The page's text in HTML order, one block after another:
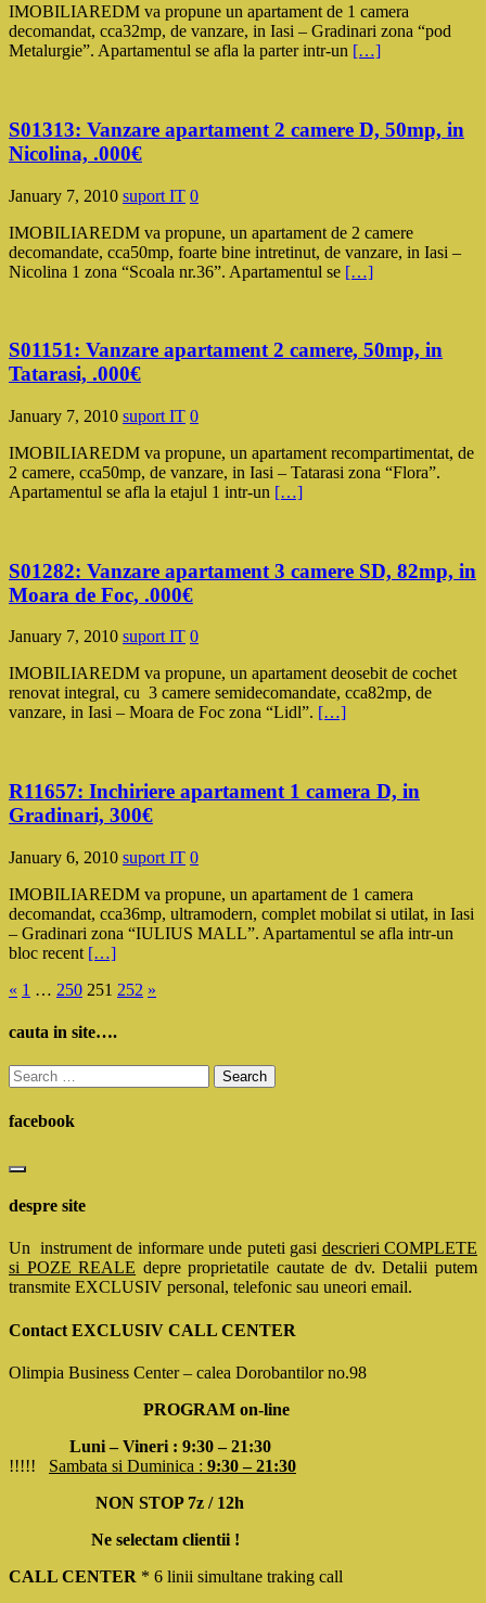
IMOBILIAREDM va propune un apartament de 1 camera
decomandat, cca32mp, de vanzare, in Iasi – Gradinari zona “pod
Metalurgie”. Apartamentul se afla la parter intr-un […]
S01313: Vanzare apartament 2 camere D, 50mp, in
Nicolina, .000€
January 7, 2010 suport IT 0
IMOBILIAREDM va propune, un apartament de 2 camere
decomandate, cca50mp, foarte bine intretinut, de vanzare, in Iasi –
Nicolina 1 zona “Scoala nr.36”. Apartamentul se […]
S01151: Vanzare apartament 2 camere, 50mp, in
Tatarasi, .000€
January 7, 2010 suport IT 0
IMOBILIAREDM va propune, un apartament recompartimentat, de
2 camere, cca50mp, de vanzare, in Iasi – Tatarasi zona “Flora”.
Apartamentul se afla la etajul 1 intr-un […]
S01282: Vanzare apartament 3 camere SD, 82mp, in
Moara de Foc, .000€
January 7, 2010 suport IT 0
IMOBILIAREDM va propune, un apartament deosebit de cochet
renovat integral, cu 3 camere semidecomandate, cca82mp, de
vanzare, in Iasi – Moara de Foc zona “Lidl”. […]
R11657: Inchiriere apartament 1 camera D, in
Gradinari, 300€
January 6, 2010 suport IT 0
IMOBILIAREDM va propune, un apartament de 1 camera
decomandat, cca36mp, ultramodern, complet mobilat si utilat, in Iasi
– Gradinari zona “IULIUS MALL”. Apartamentul se afla intr-un
bloc recent […]
Posts
pagination
« 1 … 250 251 252 »
cauta in site….
Search
for:
facebook
despre site
Un instrument de informare unde puteti gasi descrieri COMPLETE
si POZE REALE depre proprietatile cautate de dv. Detalii putem
transmite EXCLUSIV personal, telefonic sau uneori email.
Contact EXCLUSIV CALL CENTER
Olimpia Business Center – calea Dorobantilor no.98
PROGRAM on-line
Luni – Vineri : 9:30 – 21:30
!!!!! Sambata si Duminica : 9:30 – 21:30
NON STOP 7z / 12h
Ne selectam clientii !
CALL CENTER * 6 linii simultane traking call